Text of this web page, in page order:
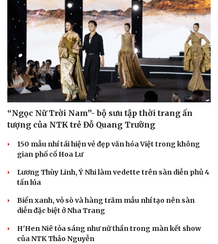
“Ngọc Nữ Trời Nam”- bộ sưu tập thời trang ấn
tượng của NTK trẻ Đỗ Quang Trường
150 mẫu nhí tái hiện vẻ đẹp văn hóa Việt trong không
gian phố cổ Hoa Lư
Lương Thùy Linh, Ý Nhi làm vedette trên sàn diễn phủ 4
tấn lúa
Biển xanh, vỏ sò và hàng trăm mẫu nhí tạo nên sàn
diễn đặc biệt ở Nha Trang
H'Hen Niê tỏa sáng như nữ thần trong màn kết show
của NTK Thảo Nguyễn